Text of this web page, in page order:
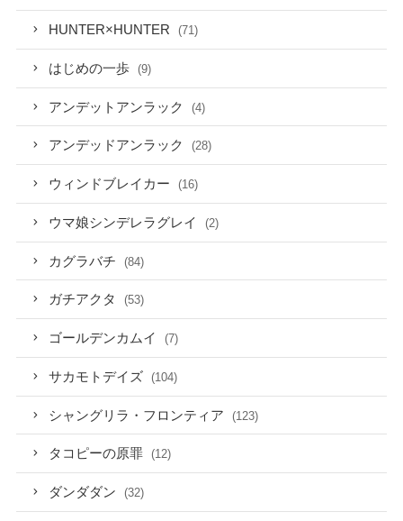
HUNTER×HUNTER (71)
はじめの一歩 (9)
アンデットアンラック (4)
アンデッドアンラック (28)
ウィンドブレイカー (16)
ウマ娘シンデレラグレイ (2)
カグラバチ (84)
ガチアクタ (53)
ゴールデンカムイ (7)
サカモトデイズ (104)
シャングリラ・フロンティア (123)
タコピーの原罪 (12)
ダンダダン (32)